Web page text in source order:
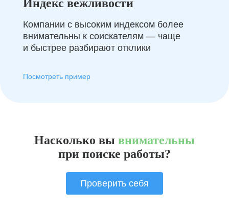
Индекс вежливости
Компании с высоким индексом более
внимательны к соискателям — чаще
и быстрее разбирают отклики
Посмотреть пример
Насколько вы внимательны
при поиске работы?
Проверить себя